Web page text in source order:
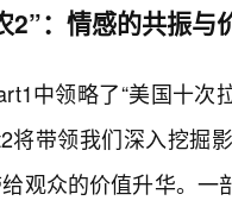
2”：情感的共振与
中领略了“美国十次
将带领我们深入挖
观众的价值升华。